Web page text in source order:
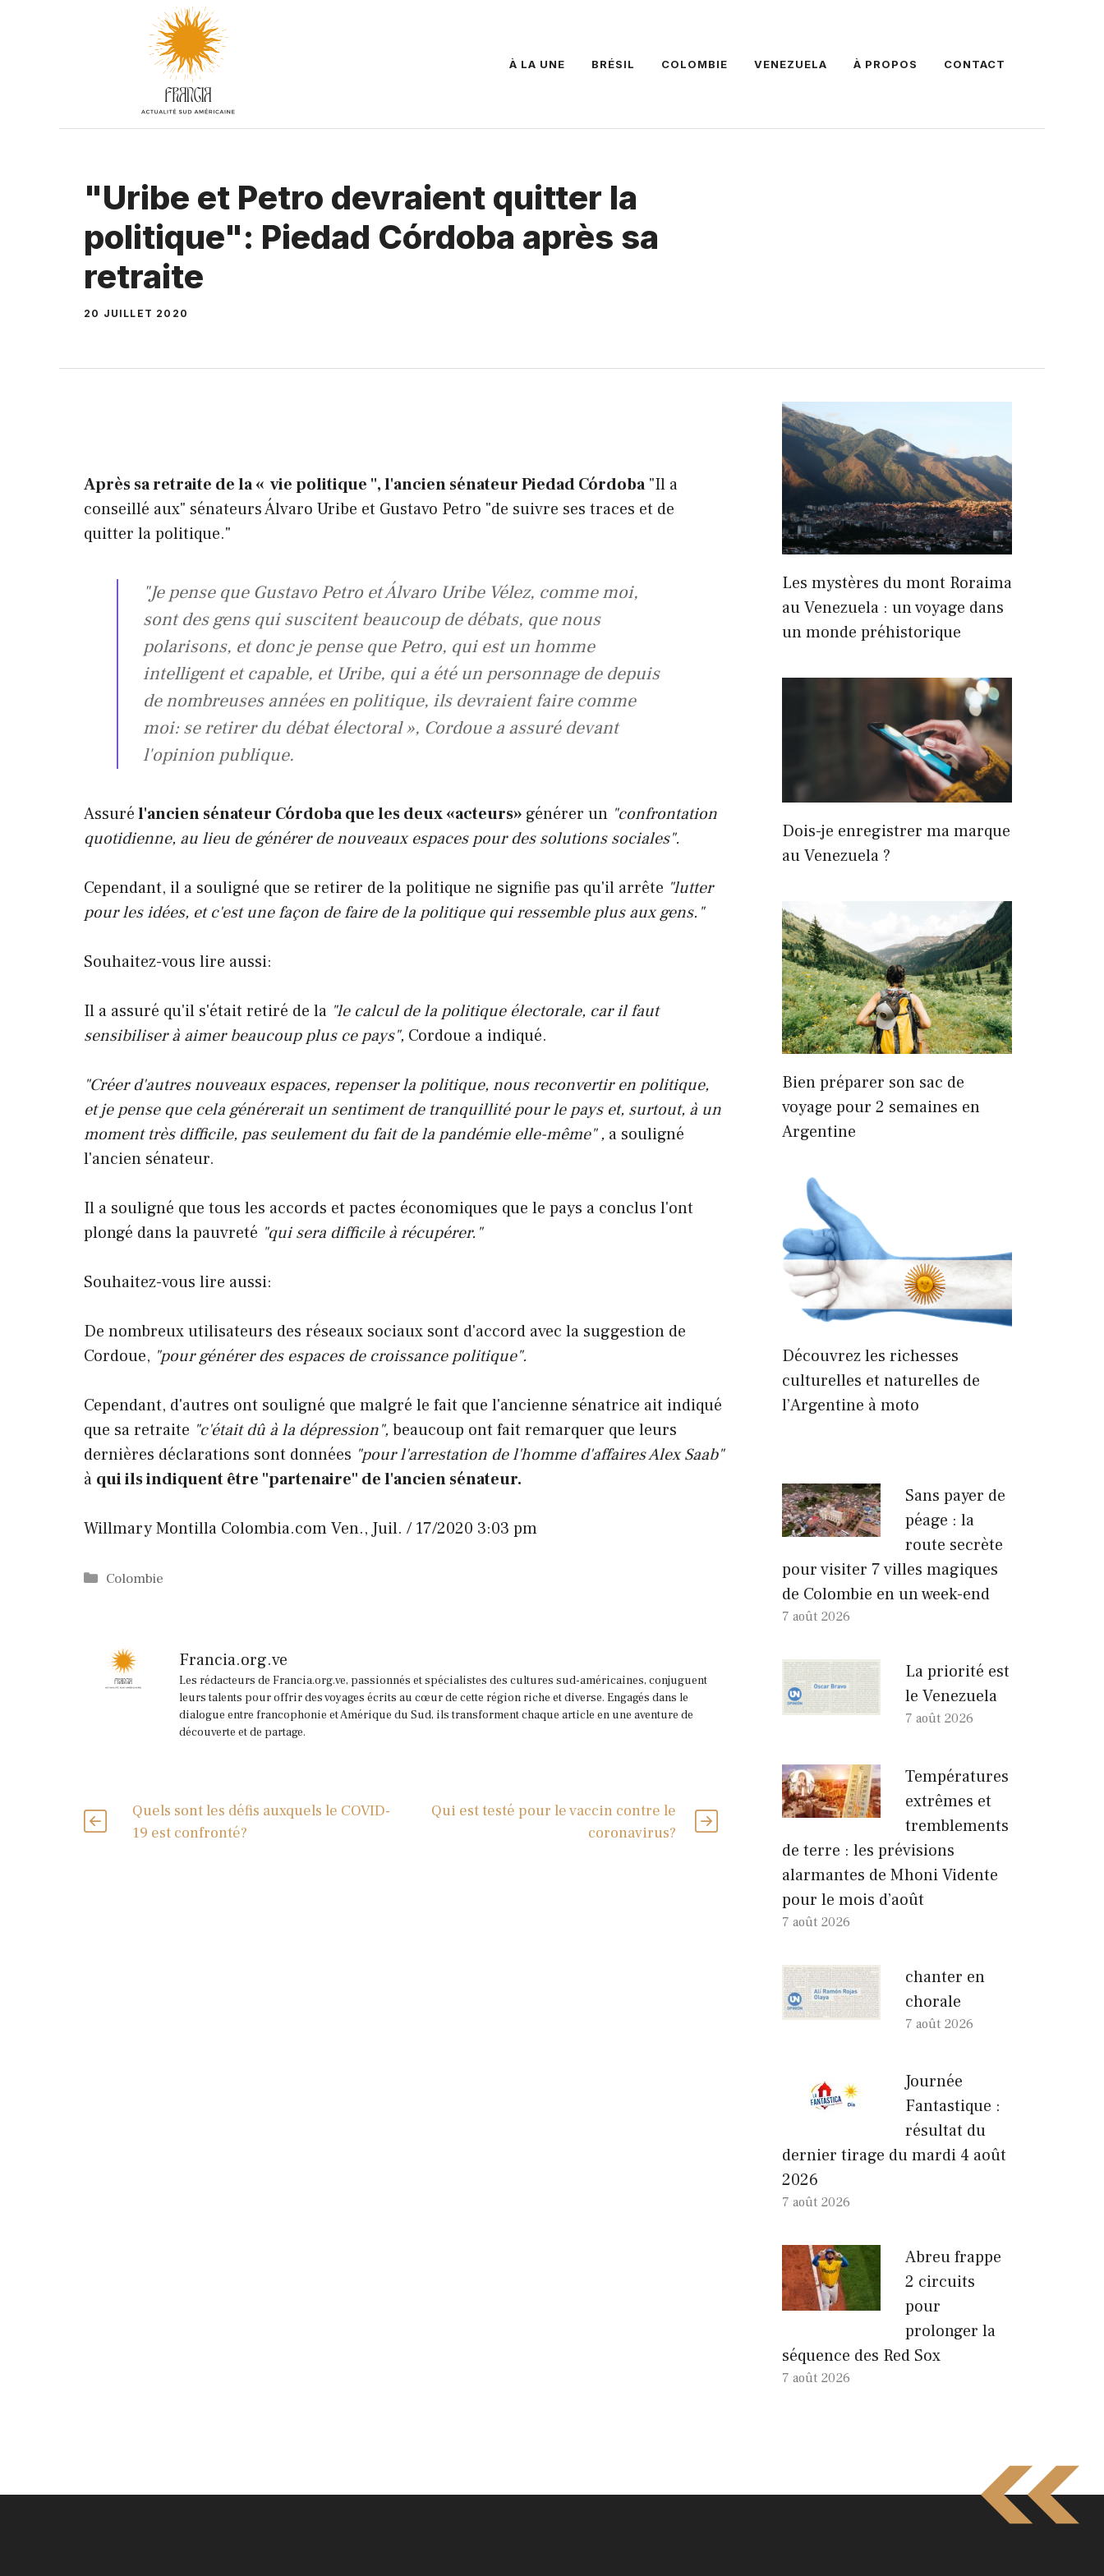
À LA UNE BRÉSIL COLOMBIE VENEZUELA À PROPOS CONTACT
"Uribe et Petro devraient quitter la
politique": Piedad Córdoba après sa
retraite
20 JUILLET 2020
Après sa retraite de la « vie politique '', l'ancien sénateur Piedad Córdoba"Il a
conseillé aux" sénateurs Álvaro Uribe et Gustavo Petro "de suivre ses traces et de
quitter la politique."
"Je pense que Gustavo Petro et Álvaro Uribe Vélez, comme moi,
sont des gens qui suscitent beaucoup de débats, que nous
polarisons, et donc je pense que Petro, qui est un homme
intelligent et capable, et Uribe, qui a été un personnage de depuis
de nombreuses années en politique, ils devraient faire comme
moi: se retirer du débat électoral », Cordoue a assuré devant
l'opinion publique.
Assurél'ancien sénateur Córdoba que les deux «acteurs» générer un "confrontation
quotidienne, au lieu de générer de nouveaux espaces pour des solutions sociales".
Cependant, il a souligné que se retirer de la politique ne signifie pas qu'il arrête "lutter
pour les idées, et c'est une façon de faire de la politique qui ressemble plus aux gens."
Souhaitez-vous lire aussi:
Il a assuré qu'il s'était retiré de la "le calcul de la politique électorale, car il faut
sensibiliser à aimer beaucoup plus ce pays", Cordoue a indiqué.
"Créer d'autres nouveaux espaces, repenser la politique, nous reconvertir en politique,
et je pense que cela générerait un sentiment de tranquillité pour le pays et, surtout, à un
moment très difficile, pas seulement du fait de la pandémie elle-même" , a souligné
l'ancien sénateur.
Il a souligné que tous les accords et pactes économiques que le pays a conclus l'ont
plongé dans la pauvreté "qui sera difficile à récupérer."
Souhaitez-vous lire aussi:
De nombreux utilisateurs des réseaux sociaux sont d'accord avec la suggestion de
Cordoue, "pour générer des espaces de croissance politique".
Cependant, d'autres ont souligné que malgré le fait que l'ancienne sénatrice ait indiqué
que sa retraite "c'était dû à la dépression", beaucoup ont fait remarquer que leurs
dernières déclarations sont données "pour l'arrestation de l'homme d'affaires Alex Saab"
à qui ils indiquent être "partenaire" de l'ancien sénateur.
Willmary Montilla Colombia.comVen., Juil. / 17/2020 3:03 pm
Catégories
Colombie
Francia.org.ve
Les rédacteurs de Francia.org.ve, passionnés et spécialistes des cultures sud-américaines, conjuguent
leurs talents pour offrir des voyages écrits au cœur de cette région riche et diverse. Engagés dans le
dialogue entre francophonie et Amérique du Sud, ils transforment chaque article en une aventure de
découverte et de partage.
Quels sont les défis auxquels le COVID-
19 est confronté?
Qui est testé pour le vaccin contre le
coronavirus?
Les mystères du mont Roraima
au Venezuela : un voyage dans
un monde préhistorique
Dois-je enregistrer ma marque
au Venezuela ?
Bien préparer son sac de
voyage pour 2 semaines en
Argentine
Découvrez les richesses
culturelles et naturelles de
l’Argentine à moto
Sans payer de
péage : la
route secrète
pour visiter 7 villes magiques
de Colombie en un week-end
7 août 2026
La priorité est
le Venezuela
7 août 2026
Températures
extrêmes et
tremblements
de terre : les prévisions
alarmantes de Mhoni Vidente
pour le mois d’août
7 août 2026
chanter en
chorale
7 août 2026
Journée
Fantastique :
résultat du
dernier tirage du mardi 4 août
2026
7 août 2026
Abreu frappe
2 circuits
pour
prolonger la
séquence des Red Sox
7 août 2026